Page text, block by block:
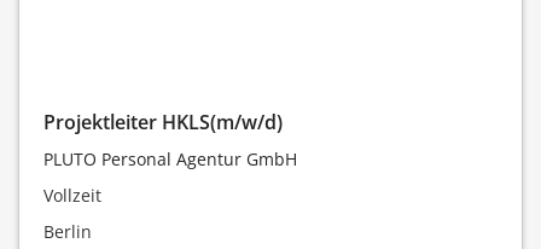
Projektleiter HKLS(m/w/d)
PLUTO Personal Agentur GmbH
Vollzeit
Berlin